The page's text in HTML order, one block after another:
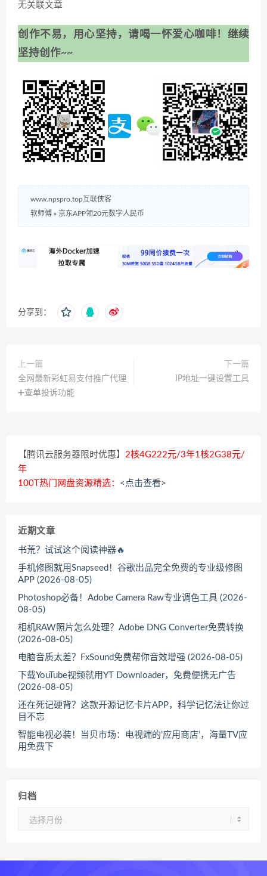
无关联文章
创作不易，用心坚持，请喝一怀爱心咖啡！继续
坚持创作~~
www.npspro.top互联侠客
软师傅 » 京东APP领20元数字人民币
分享到：
上一篇
全网最新彩虹易支付推广代理
➕查单投诉功能
下一篇
IP地址一键设置工具
【腾讯云服务器限时优惠】 2核4G222元/3年1核2G38元/
年
100T热门网盘资源精选： <点击查看>
近期文章
书荒？试试这个阅读神器🔥
手机修图就用Snapseed！谷歌出品完全免费的专业级修图
APP (2026-08-05)
Photoshop必备！Adobe Camera Raw专业调色工具 (2026-
08-05)
相机RAW照片怎么处理？Adobe DNG Converter免费转换
(2026-08-05)
电脑音质太差？FxSound免费帮你音效增强 (2026-08-05)
下载YouTube视频就用YT Downloader，免费便携无广告
(2026-08-05)
还在死记硬背？这款开源记忆卡片APP，科学记忆法让你过
目不忘
智能电视必装！当贝市场：电视端的’应用商店’，海量TV应
用免费下
归档